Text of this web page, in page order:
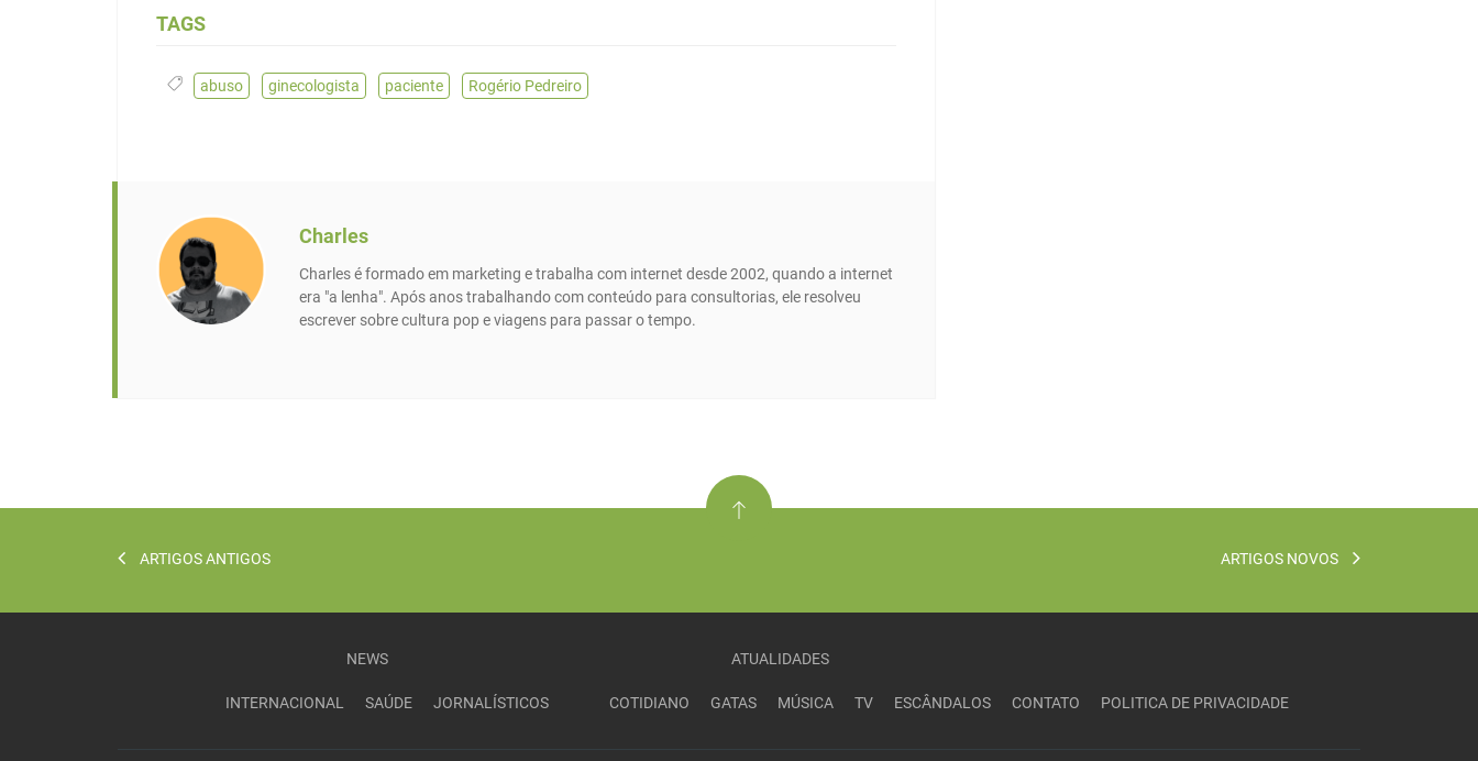
TAGS
abuso ginecologista paciente Rogério Pedreiro
Charles
Charles é formado em marketing e trabalha com internet desde 2002, quando a internet
era "a lenha". Após anos trabalhando com conteúdo para consultorias, ele resolveu
escrever sobre cultura pop e viagens para passar o tempo.
ARTIGOS ANTIGOS ARTIGOS NOVOS
NEWS
INTERNACIONAL SAÚDE JORNALÍSTICOS
ATUALIDADES
COTIDIANO GATAS MÚSICA TV ESCÂNDALOS CONTATO POLITICA DE PRIVACIDADE